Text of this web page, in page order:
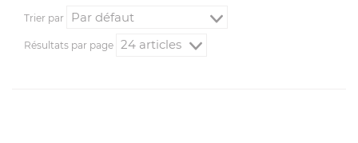
Trier par
Résultats par page